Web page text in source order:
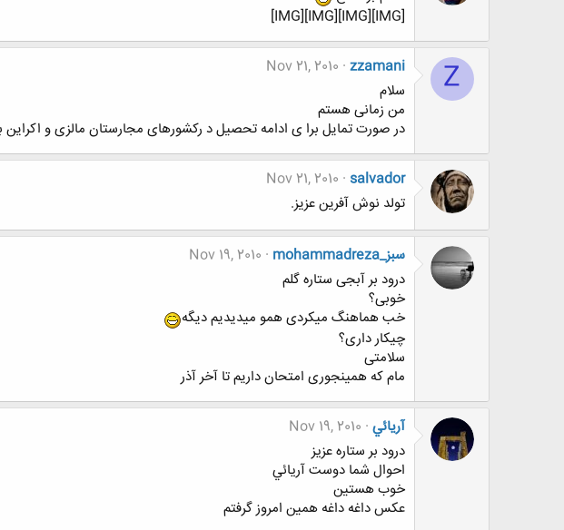
[IMG][IMG][IMG][IMG]
Z
zzamani
Nov 21, 2010
سلام
من زمانی هستم
در صورت تمایل برا ی ادامه تحصیل د رکشورهای مجارستان مالزی و اکراین با من
salvador
Nov 21, 2010
تولد نوش آفرین عزیز.
mohammadreza_سبز
Nov 19, 2010
درود بر آبجی ستاره گلم
خوبی؟
خب هماهنگ میکردی همو میدیدیم دیگه
چیکار داری؟
سلامتی
مام که همینجوری امتحان داریم تا آخر آذر
آريائي Nov 19, 2010
درود بر ستاره عزيز
احوال شما دوست آريائي
خوب هستين
عكس داغه داغه همين امروز گرفتم